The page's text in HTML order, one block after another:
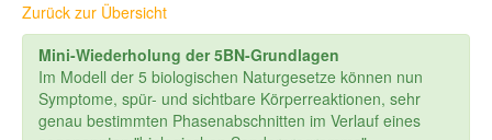
Zurück zur Übersicht
Mini-Wiederholung der 5BN-Grundlagen
Im Modell der 5 biologischen Naturgesetze können nun
Symptome, spür- und sichtbare Körperreaktionen, sehr
genau bestimmten Phasenabschnitten im Verlauf eines